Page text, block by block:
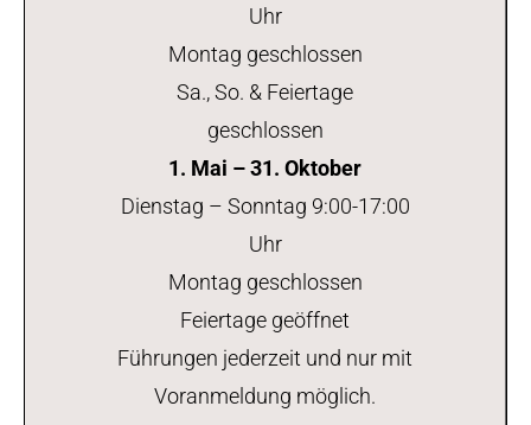
Uhr
Montag geschlossen
Sa., So. & Feiertage
geschlossen
1. Mai – 31. Oktober
Dienstag – Sonntag 9:00-17:00
Uhr
Montag geschlossen
Feiertage geöffnet
Führungen jederzeit und nur mit
Voranmeldung möglich.